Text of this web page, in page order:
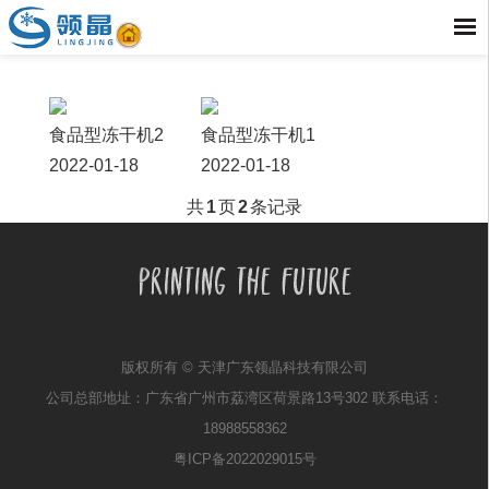
食品型冻干机2
2022-01-18
食品型冻干机1
2022-01-18
共1页2条记录
版权所有 © 天津广东领晶科技有限公司
公司总部地址：广东省广州市荔湾区荷景路13号302 联系电话：
18988558362
粤ICP备2022029015号